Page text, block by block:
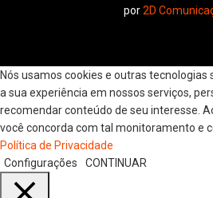
por2D
Nós usamos cookies e outras
a sua experiência em nossos serviços,
recomendar conteúdo de seu interesse.
você concorda com tal monitoramento e
Política de Privacidade
Configurações
CONTINUAR